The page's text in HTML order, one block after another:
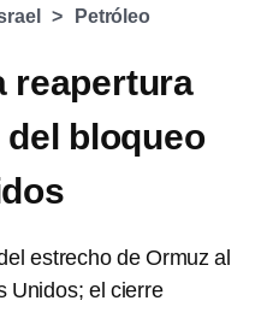
Petróleo
reapertura
del bloqueo
estrecho de Ormuz al
Unidos; el cierre